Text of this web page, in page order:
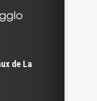
de La